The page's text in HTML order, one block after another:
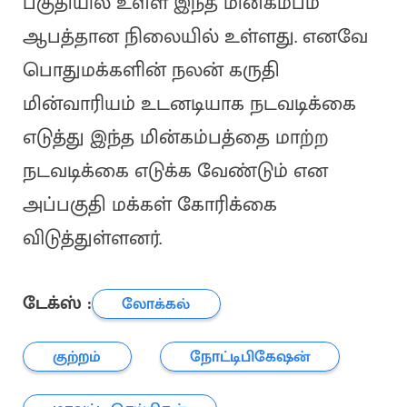
ஆபத்தான நிலையில் உள்ளது. எனவே
பொதுமக்களின் நலன் கருதி
மின்வாரியம் உடனடியாக நடவடிக்கை
எடுத்து இந்த மின்கம்பத்தை மாற்ற
நடவடிக்கை எடுக்க வேண்டும் என
அப்பகுதி மக்கள் கோரிக்கை
விடுத்துள்ளனர்.
டேக்ஸ் :
லோக்கல்
குற்றம்
நோட்டிபிகேஷன்